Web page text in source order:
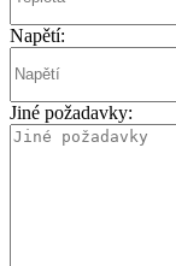
Napětí:
Jiné požadavky: